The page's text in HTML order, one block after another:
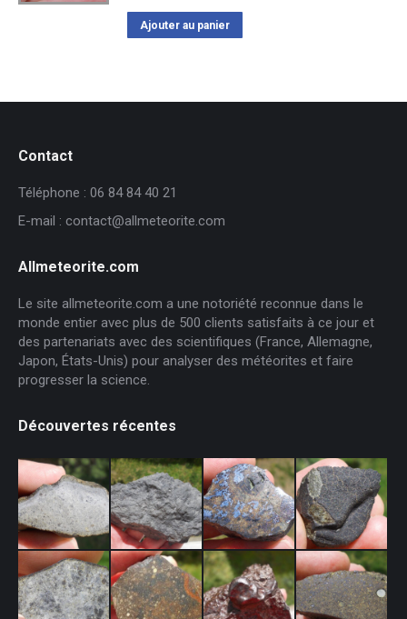
Ajouter au panier
Contact
Téléphone : 06 84 84 40 21
E-mail : contact@allmeteorite.com
Allmeteorite.com
Le site allmeteorite.com a une notoriété reconnue dans le
monde entier avec plus de 500 clients satisfaits à ce jour et
des partenariats avec des scientifiques (France, Allemagne,
Japon, États-Unis) pour analyser des météorites et faire
progresser la science.
Découvertes récentes